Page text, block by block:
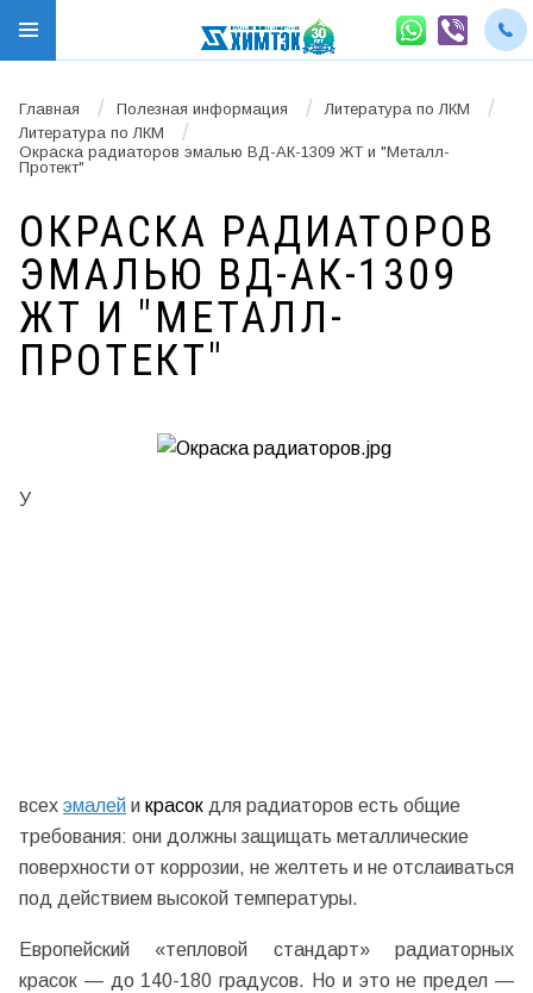
Главная / Полезная информация / Литература по ЛКМ /
Литература по ЛКМ /
Окраска радиаторов эмалью ВД-АК-1309 ЖТ и "Металл-
Протект"
ОКРАСКА РАДИАТОРОВ
ЭМАЛЬЮ ВД-АК-1309
ЖТ И "МЕТАЛЛ-
ПРОТЕКТ"
У
всех эмалей и красок для радиаторов есть общие
требования: они должны защищать металлические
поверхности от коррозии, не желтеть и не отслаиваться
под действием высокой температуры.
Европейский «тепловой стандарт» радиаторных
красок — до 140-180 градусов. Но и это не предел —